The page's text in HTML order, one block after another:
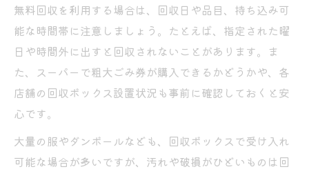
回収できない不用品の正しい処分方法
忙しい方へ効率的な回収方法の提案
時短でできる不用品回収術を徹底解説
24時間利用可能な回収拠点の選び方
併用
無料持ち込みサービスで手早く処分する方
無料回収を利用する場合は、回収日や品目、持ち込み可
能な時間帯に注意しましょう。たとえば、指定された曜
日や時間外に出すと回収されないことがあります。ま
た、スーパーで粗大ごみ券が購入できるかどうかや、各
店舗の回収ボックス設置状況も事前に確認しておくと安
心です。
大量の服やダンボールなども、回収ボックスで受け入れ
可能な場合が多いですが、汚れや破損がひどいものは回